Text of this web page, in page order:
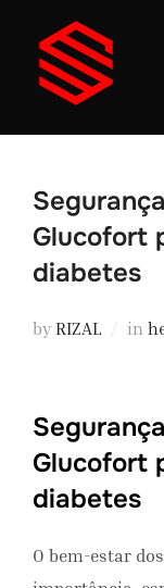
content
Glucofort
diabetes
byRIZAL in
Glucofort
diabetes
O bem-estar